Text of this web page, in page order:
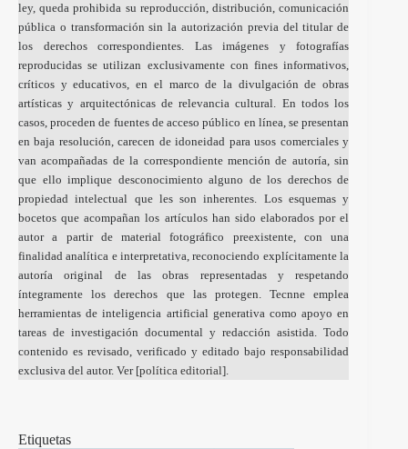
ley, queda prohibida su reproducción, distribución, comunicación
pública o transformación sin la autorización previa del titular de
los derechos correspondientes. Las imágenes y fotografías
reproducidas se utilizan exclusivamente con fines informativos,
críticos y educativos, en el marco de la divulgación de obras
artísticas y arquitectónicas de relevancia cultural. En todos los
casos, proceden de fuentes de acceso público en línea, se presentan
en baja resolución, carecen de idoneidad para usos comerciales y
van acompañadas de la correspondiente mención de autoría, sin
que ello implique desconocimiento alguno de los derechos de
propiedad intelectual que les son inherentes. Los esquemas y
bocetos que acompañan los artículos han sido elaborados por el
autor a partir de material fotográfico preexistente, con una
finalidad analítica e interpretativa, reconociendo explícitamente la
autoría original de las obras representadas y respetando
íntegramente los derechos que las protegen. Tecnne emplea
herramientas de inteligencia artificial generativa como apoyo en
tareas de investigación documental y redacción asistida. Todo
contenido es revisado, verificado y editado bajo responsabilidad
exclusiva del autor. Ver [política editorial].
Etiquetas